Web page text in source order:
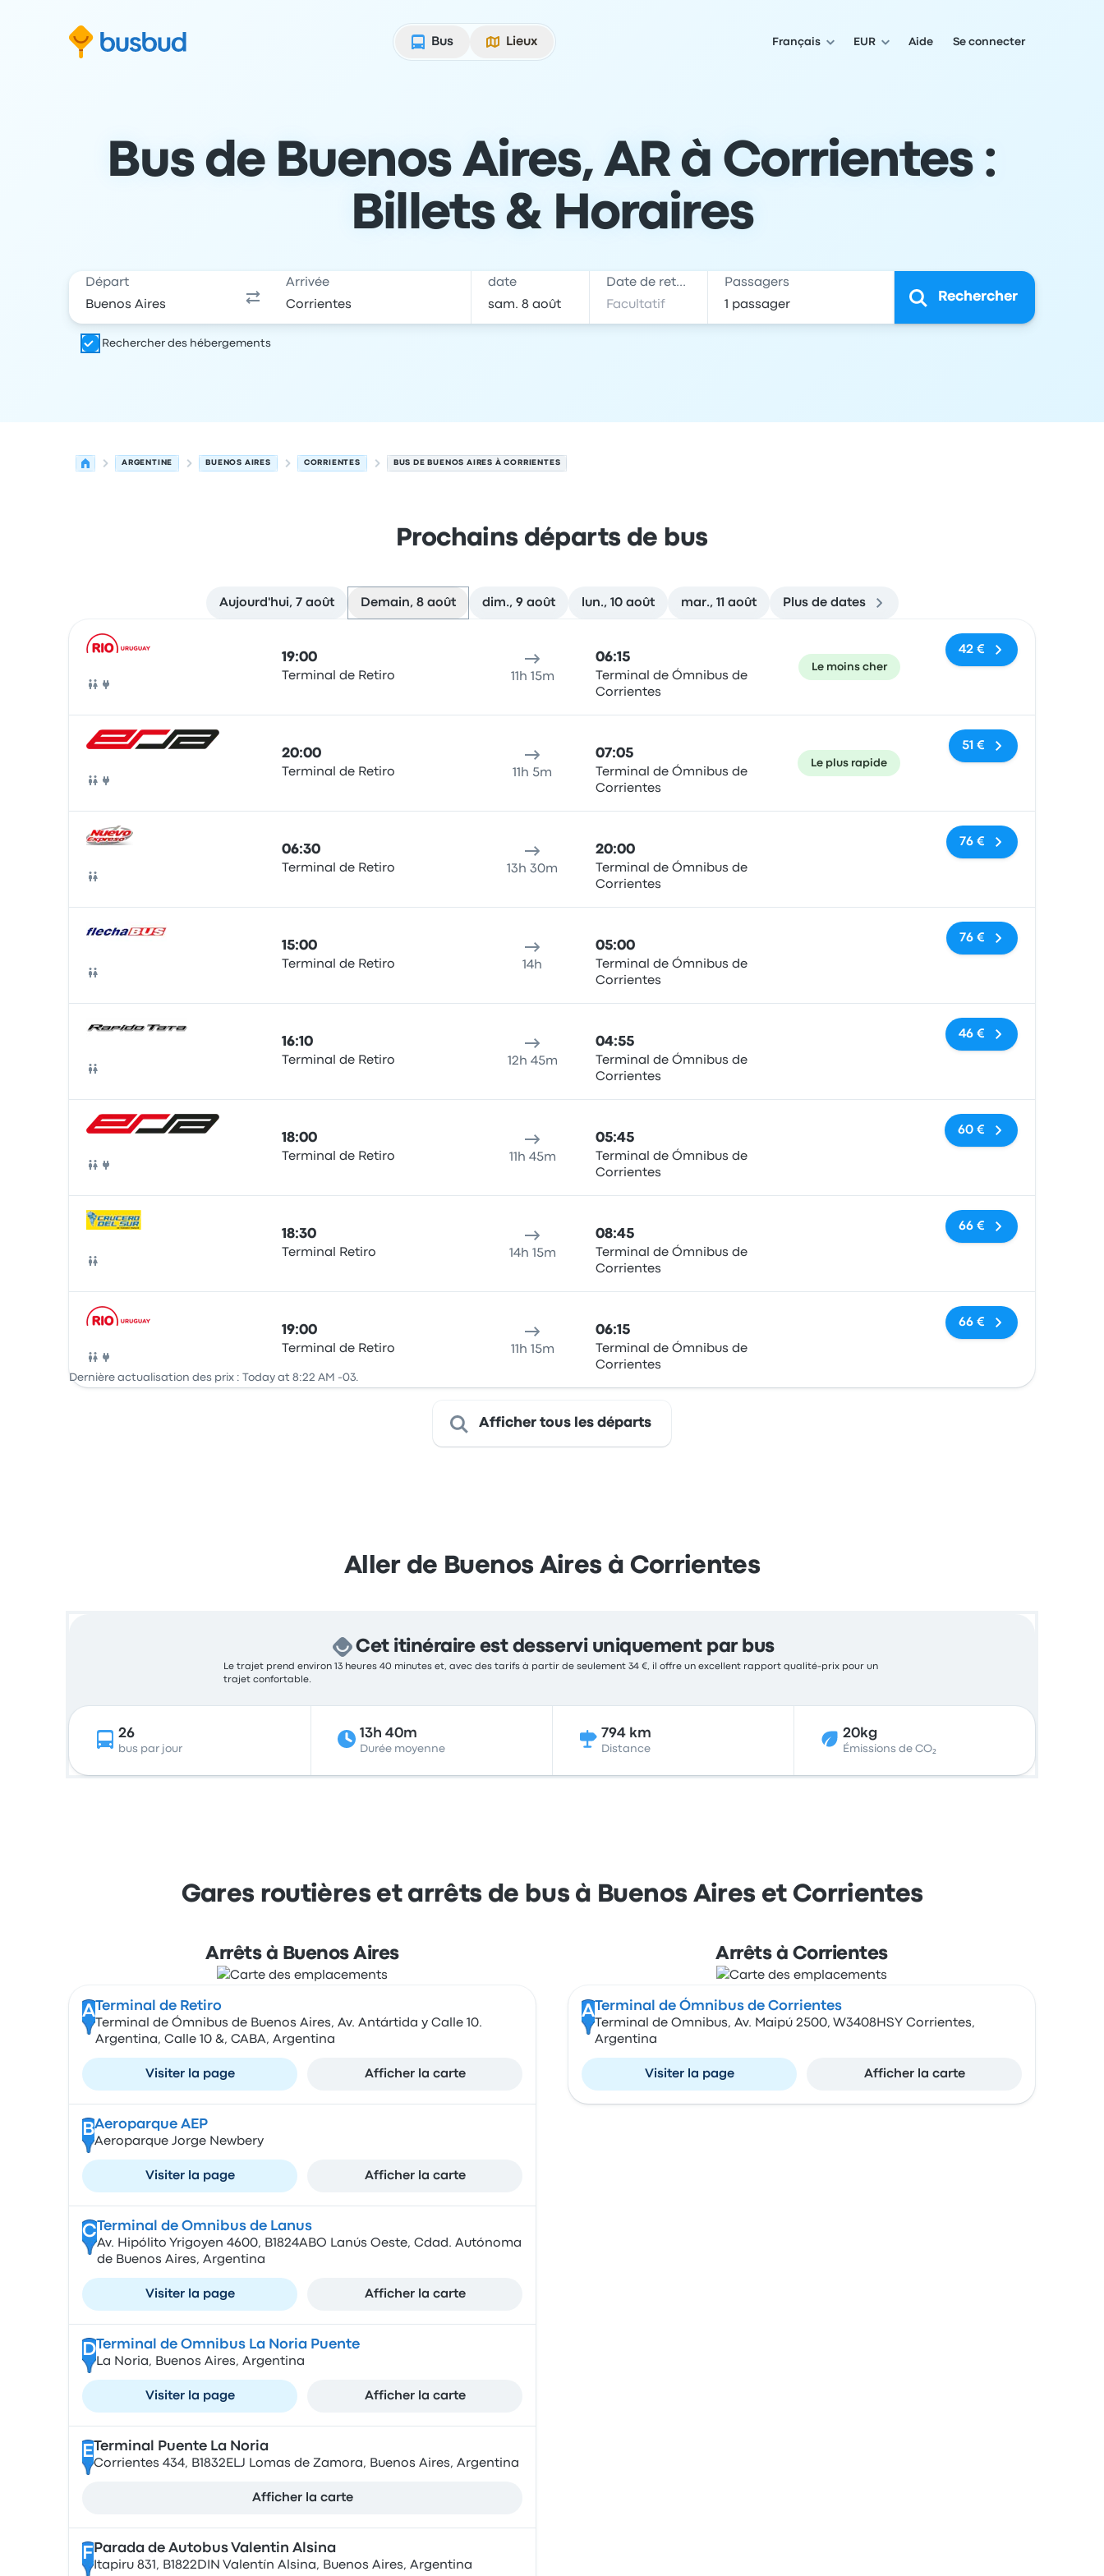
Bus
Lieux Français EUR Aide Se connecter
Bus de Buenos Aires, AR à Corrientes :
Billets & Horaires
Départ Arrivée date Date de retour Passagers
Rechercher
Rechercher des hébergements
ARGENTINE BUENOS AIRES CORRIENTES BUS DE BUENOS AIRES À CORRIENTES
Prochains départs de bus
Aujourd'hui, 7 août Demain, 8 août dim., 9 août lun., 10 août mar., 11 août Plus de dates
Bus
19:00
Terminal de Retiro 11h 15m
06:15
Terminal de Ómnibus de
Corrientes
Le moins cher
42 €
Bus
20:00
Terminal de Retiro 11h 5m
07:05
Terminal de Ómnibus de
Corrientes
Le plus rapide
51 €
Bus
06:30
Terminal de Retiro 13h 30m
20:00
Terminal de Ómnibus de
Corrientes
Pas de balises
76 €
Bus
15:00
Terminal de Retiro 14h
05:00
Terminal de Ómnibus de
Corrientes
Pas de balises
76 €
Bus
16:10
Terminal de Retiro 12h 45m
04:55
Terminal de Ómnibus de
Corrientes
Pas de balises
46 €
Bus
18:00
Terminal de Retiro 11h 45m
05:45
Terminal de Ómnibus de
Corrientes
Pas de balises
60 €
Bus
18:30
Terminal Retiro 14h 15m
08:45
Terminal de Ómnibus de
Corrientes
Pas de balises
66 €
Bus
19:00
Terminal de Retiro 11h 15m
06:15
Terminal de Ómnibus de
Corrientes
Pas de balises
66 €
Dernière actualisation des prix : Today at 8:22 AM -03.
Afficher tous les départs
Aller de Buenos Aires à Corrientes
Cet itinéraire est desservi uniquement par bus
Le trajet prend environ 13 heures 40 minutes et, avec des tarifs à partir de seulement 34 €, il offre un excellent rapport qualité-prix pour un
trajet confortable.
26
bus par jour
13h 40m
Durée moyenne
794 km
Distance
20kg
Émissions de CO₂
Gares routières et arrêts de bus à Buenos Aires et Corrientes
Arrêts à Buenos Aires
A Terminal de Retiro
Terminal de Ómnibus de Buenos Aires, Av. Antártida y Calle 10.
Argentina, Calle 10 &, CABA, Argentina
Visiter la page Afficher la carte
BAeroparque AEP
Aeroparque Jorge Newbery
Visiter la page Afficher la carte
CTerminal de Omnibus de Lanus
Av. Hipólito Yrigoyen 4600, B1824ABO Lanús Oeste, Cdad. Autónoma
de Buenos Aires, Argentina
Visiter la page Afficher la carte
DTerminal de Omnibus La Noria Puente
La Noria, Buenos Aires, Argentina
Visiter la page Afficher la carte
E Terminal Puente La Noria
Corrientes 434, B1832ELJ Lomas de Zamora, Buenos Aires, Argentina
Afficher la carte
F Parada de Autobus Valentin Alsina
Itapiru 831, B1822DIN Valentín Alsina, Buenos Aires, Argentina
Arrêts à Corrientes
A Terminal de Ómnibus de Corrientes
Terminal de Omnibus, Av. Maipú 2500, W3408HSY Corrientes,
Argentina
Visiter la page Afficher la carte